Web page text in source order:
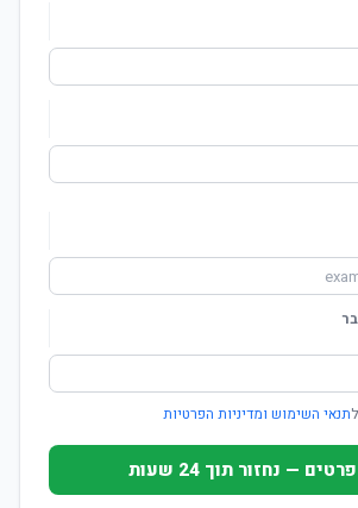
תנאי השימוש ומדיניות הפרטיות
— נחזור תוך 24 שעות